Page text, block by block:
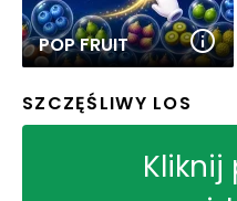
POP FRUIT
SZCZĘŚLIWY LOS
Kliknij